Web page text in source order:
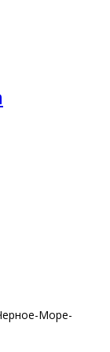
Море-